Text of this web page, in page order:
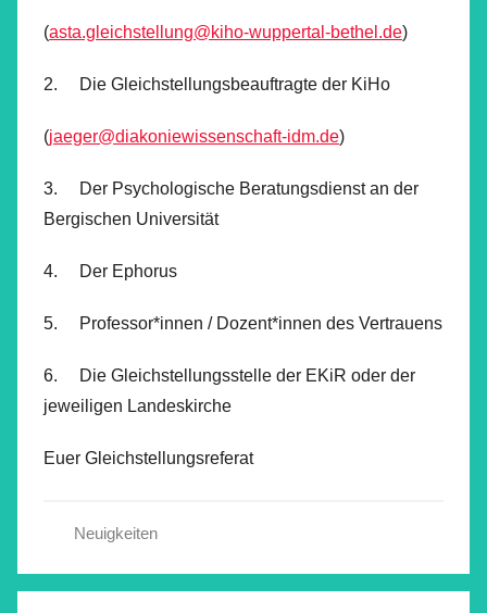
(asta.gleichstellung@kiho-wuppertal-bethel.de)
2. Die Gleichstellungsbeauftragte der KiHo
(jaeger@diakoniewissenschaft-idm.de)
3. Der Psychologische Beratungsdienst an der
Bergischen Universität
4. Der Ephorus
5. Professor*innen / Dozent*innen des Vertrauens
6. Die Gleichstellungsstelle der EKiR oder der
jeweiligen Landeskirche
Euer Gleichstellungsreferat
Neuigkeiten